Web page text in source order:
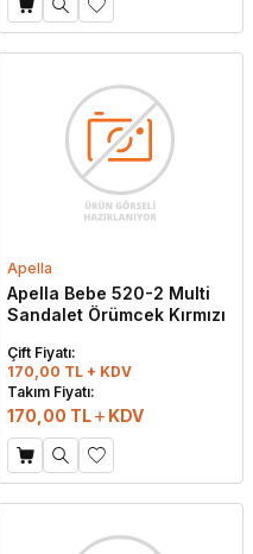
Apella
Apella Bebe 520-2 Multi
Sandalet Örümcek Kırmızı
Çift Fiyatı:
170,00 TL + KDV
Takım Fiyatı:
170,00 TL KDV